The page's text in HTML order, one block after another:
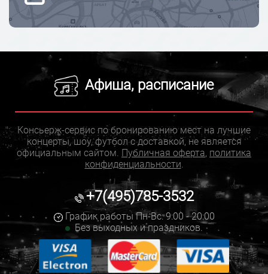
Афиша, расписание
Консьерж-сервис по бронированию мест на лучшие
концерты, шоу, футбол с доставкой, не является
официальным сайтом. Публичная оферта, политика
конфиденциальности.
+7(495)785-3532
График работы Пн-Вс: 9:00 - 20:00
Без выходных и праздников.